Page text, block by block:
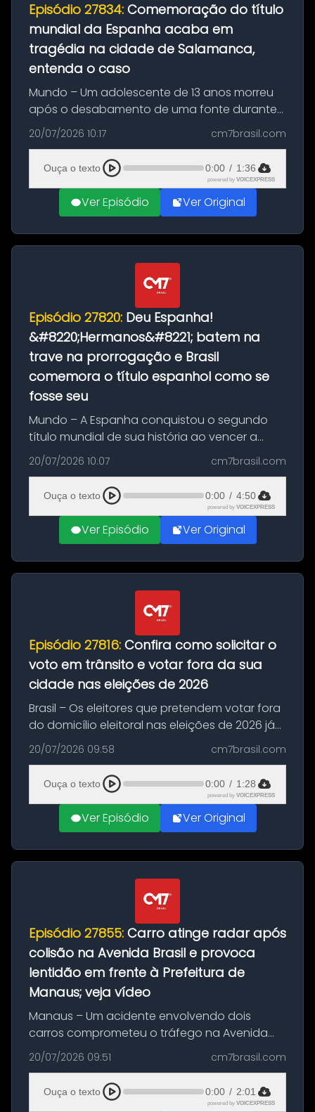
Episódio 27834: Comemoração do título
mundial da Espanha acaba em
tragédia na cidade de Salamanca,
entenda o caso
Mundo – Um adolescente de 13 anos morreu
após o desabamento de uma fonte durante
as comemorações pelo título da Copa do
Mundo conquistado pela Espanha, em
Ciudad Rodrigo, na província de Salamanca,
no...
20/07/2026 10:17 cm7brasil.com
Ouça o texto 0:00 / 1:36
powered by VOICEXPRESS
Ver Episódio Ver Original
Episódio 27820: Deu Espanha!
&#8220;Hermanos&#8221; batem na
trave na prorrogação e Brasil
comemora o título espanhol como se
fosse seu
Mundo – A Espanha conquistou o segundo
título mundial de sua história ao vencer a
Argentina por 1 a 0, neste domingo (19), na
decisão da Copa do Mundo de 2026. Depois
de um duelo sem gols durante o te...
20/07/2026 10:07 cm7brasil.com
Ouça o texto 0:00 / 4:50
powered by VOICEXPRESS
Ver Episódio Ver Original
Episódio 27816: Confira como solicitar o
voto em trânsito e votar fora da sua
cidade nas eleições de 2026
Brasil – Os eleitores que pretendem votar fora
do domicílio eleitoral nas eleições de 2026 já
podem solicitar o voto em trânsito a partir
desta segunda-feira (20). O pedido pode ser
feito até 20 de ag...
20/07/2026 09:58 cm7brasil.com
Ouça o texto 0:00 / 1:28
powered by VOICEXPRESS
Ver Episódio Ver Original
Episódio 27855: Carro atinge radar após
colisão na Avenida Brasil e provoca
lentidão em frente à Prefeitura de
Manaus; veja vídeo
Manaus – Um acidente envolvendo dois
carros comprometeu o tráfego na Avenida
Brasil durante a manhã desta segunda-feira
(20), em frente ao complexo da Prefeitura de
Manaus, na Zona Oeste. A batida ter...
20/07/2026 09:51 cm7brasil.com
Ouça o texto 0:00 / 2:01
powered by VOICEXPRESS